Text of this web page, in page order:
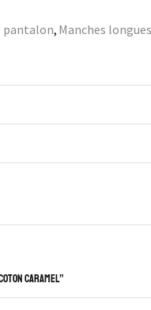
pantalon, Manches longues
CARAMEL”